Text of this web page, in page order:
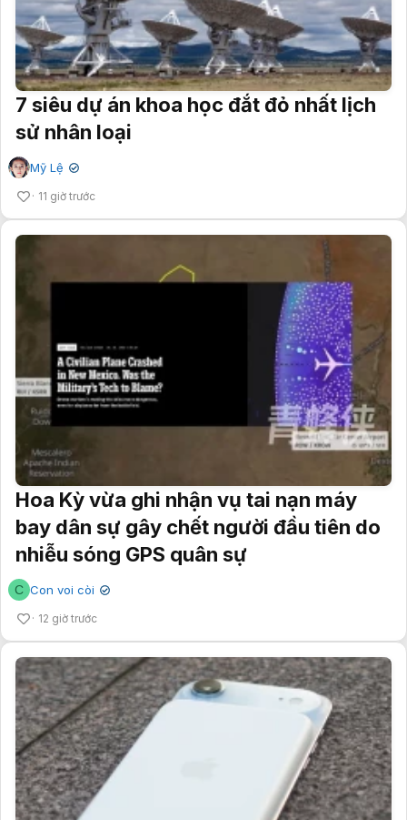
7 siêu dự án khoa học đắt đỏ nhất lịch
sử nhân loại
Mỹ Lệ ✔
11 giờ trước
Hoa Kỳ vừa ghi nhận vụ tai nạn máy
bay dân sự gây chết người đầu tiên do
nhiễu sóng GPS quân sự
C Con voi còi ✔
12 giờ trước